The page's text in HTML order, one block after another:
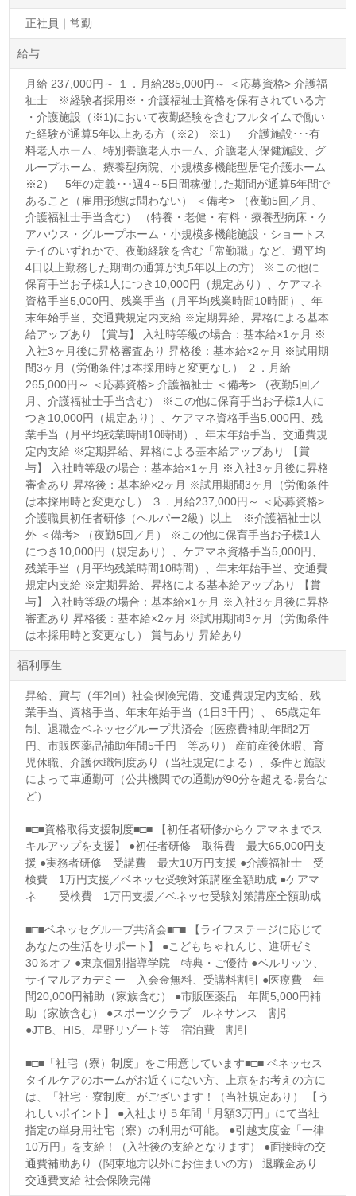
正社員｜常勤
給与
月給 237,000円～ １．月給285,000円～ ＜応募資格> 介護福
祉士 ※経験者採用※・介護福祉士資格を保有されている方
・介護施設（※1)において夜勤経験を含むフルタイムで働い
た経験が通算5年以上ある方（※2） ※1） 介護施設･･･有
料老人ホーム、特別養護老人ホーム、介護老人保健施設、グ
ループホーム、療養型病院、小規模多機能型居宅介護ホーム
※2） 5年の定義･･･週4～5日間稼働した期間が通算5年間で
あること（雇用形態は問わない） ＜備考> （夜勤5回／月、
介護福祉士手当含む） （特養・老健・有料・療養型病床・ケ
アハウス・グループホーム・小規模多機能施設・ショートス
テイのいずれかで、夜勤経験を含む「常勤職」など、週平均
4日以上勤務した期間の通算が丸5年以上の方） ※この他に
保育手当お子様1人につき10,000円（規定あり）、ケアマネ
資格手当5,000円、残業手当（月平均残業時間10時間）、年
末年始手当、交通費規定内支給 ※定期昇給、昇格による基本
給アップあり 【賞与】 入社時等級の場合：基本給×1ヶ月 ※
入社3ヶ月後に昇格審査あり 昇格後：基本給×2ヶ月 ※試用期
間3ヶ月（労働条件は本採用時と変更なし） ２．月給
265,000円～ ＜応募資格> 介護福祉士 ＜備考> （夜勤5回／
月、介護福祉士手当含む） ※この他に保育手当お子様1人に
つき10,000円（規定あり）、ケアマネ資格手当5,000円、残
業手当（月平均残業時間10時間）、年末年始手当、交通費規
定内支給 ※定期昇給、昇格による基本給アップあり 【賞
与】 入社時等級の場合：基本給×1ヶ月 ※入社3ヶ月後に昇格
審査あり 昇格後：基本給×2ヶ月 ※試用期間3ヶ月（労働条件
は本採用時と変更なし） ３．月給237,000円～ ＜応募資格>
介護職員初任者研修（ヘルパー2級）以上 ※介護福祉士以
外 ＜備考> （夜勤5回／月） ※この他に保育手当お子様1人
につき10,000円（規定あり）、ケアマネ資格手当5,000円、
残業手当（月平均残業時間10時間）、年末年始手当、交通費
規定内支給 ※定期昇給、昇格による基本給アップあり 【賞
与】 入社時等級の場合：基本給×1ヶ月 ※入社3ヶ月後に昇格
審査あり 昇格後：基本給×2ヶ月 ※試用期間3ヶ月（労働条件
は本採用時と変更なし） 賞与あり 昇給あり
福利厚生
昇給、賞与（年2回）社会保険完備、交通費規定内支給、残
業手当、資格手当、年末年始手当（1日3千円）、 65歳定年
制、退職金ベネッセグループ共済会（医療費補助年間2万
円、市販医薬品補助年間5千円 等あり） 産前産後休暇、育
児休職、介護休職制度あり（当社規定による）、条件と施設
によって車通勤可（公共機関での通勤が90分を超える場合な
ど）
■□■資格取得支援制度■□■ 【初任者研修からケアマネまでス
キルアップを支援】 ●初任者研修 取得費 最大65,000円支
援 ●実務者研修 受講費 最大10万円支援 ●介護福祉士 受
検費 1万円支援／ベネッセ受験対策講座全額助成 ●ケアマ
ネ 受検費 1万円支援／ベネッセ受験対策講座全額助成
■□■ベネッセグループ共済会■□■ 【ライフステージに応じて
あなたの生活をサポート】 ●こどもちゃれんじ、進研ゼミ
30％オフ ●東京個別指導学院 特典・ご優待 ●ベルリッツ、
サイマルアカデミー 入会金無料、受講料割引 ●医療費 年
間20,000円補助（家族含む） ●市販医薬品 年間5,000円補
助（家族含む） ●スポーツクラブ ルネサンス 割引
●JTB、HIS、星野リゾート等 宿泊費 割引
■□■「社宅（寮）制度」をご用意しています■□■ ベネッセス
タイルケアのホームがお近くにない方、上京をお考えの方に
は、「社宅・寮制度」がございます！（当社規定あり） 【う
れしいポイント】 ●入社より５年間「月額3万円」にて当社
指定の単身用社宅（寮）の利用が可能。 ●引越支度金「一律
10万円」を支給！（入社後の支給となります） ●面接時の交
通費補助あり（関東地方以外にお住まいの方） 退職金あり
交通費支給 社会保険完備